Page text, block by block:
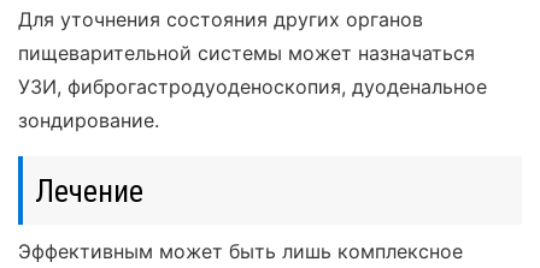
Для уточнения состояния других органов
пищеварительной системы может назначаться
УЗИ, фиброгастродуоденоскопия, дуоденальное
зондирование.
Лечение
Эффективным может быть лишь комплексное